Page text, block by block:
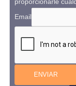
proporcionarle
Email
ENVIAR